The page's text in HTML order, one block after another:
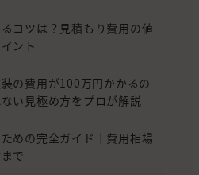
コツは？見積もり費用の値
ント
の費用が100万円かかるの
い見極め方をプロが解説
めの完全ガイド｜費用相場
で